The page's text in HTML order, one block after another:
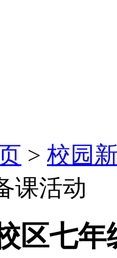
> 校园
课活动
区七